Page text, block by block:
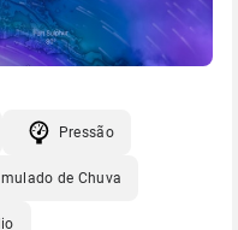
Pressão
de Chuva